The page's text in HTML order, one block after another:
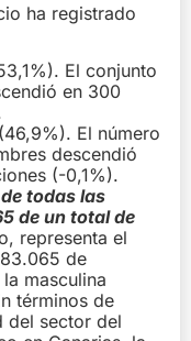
ha registrado
El conjunto
en 300
El número
descendió
(-0,1%).
todas las
de un total de
representa el
de
masculina
términos de
del sector del